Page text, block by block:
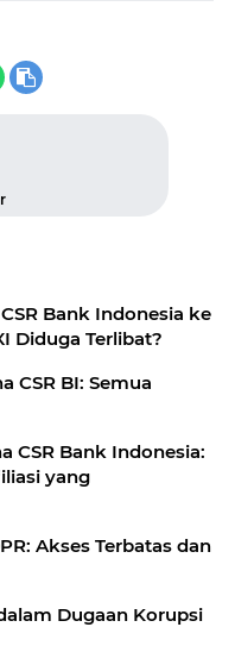
Bank Indonesia ke
Diduga Terlibat?
CSR BI: Semua
CSR Bank Indonesia:
yang
Akses Terbatas dan
Dugaan Korupsi